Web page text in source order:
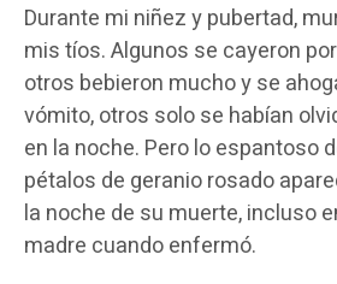
Durante mi niñez y pubertad,
mis tíos. Algunos se cayeron
otros bebieron mucho y se
vómito, otros solo se habían
en la noche. Pero lo espantoso
pétalos de geranio rosado
la noche de su muerte, incluso
madre cuando enfermó.